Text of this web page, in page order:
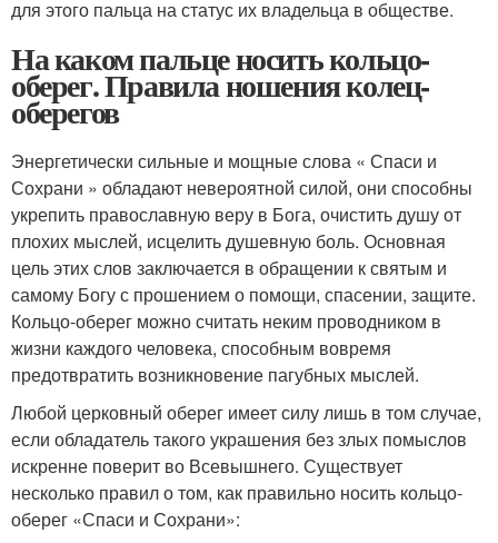
для этого пальца на статус их владельца в обществе.
На каком пальце носить кольцо-
оберег. Правила ношения колец-
оберегов
Энергетически сильные и мощные слова « Спаси и
Сохрани » обладают невероятной силой, они способны
укрепить православную веру в Бога, очистить душу от
плохих мыслей, исцелить душевную боль. Основная
цель этих слов заключается в обращении к святым и
самому Богу с прошением о помощи, спасении, защите.
Кольцо-оберег можно считать неким проводником в
жизни каждого человека, способным вовремя
предотвратить возникновение пагубных мыслей.
Любой церковный оберег имеет силу лишь в том случае,
если обладатель такого украшения без злых помыслов
искренне поверит во Всевышнего. Существует
несколько правил о том, как правильно носить кольцо-
оберег «Спаси и Сохрани»: